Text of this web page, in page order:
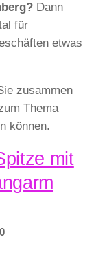
Dann
für
etwas
zusammen
Thema
können.
mit